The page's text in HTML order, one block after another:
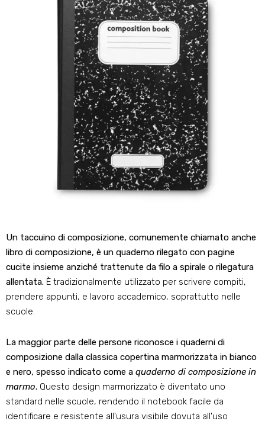
Un taccuino di composizione, comunemente chiamato anche
libro di composizione, è un quaderno rilegato con pagine
cucite insieme anziché trattenute da filo a spirale o rilegatura
allentata. È tradizionalmente utilizzato per scrivere compiti,
prendere appunti, e lavoro accademico, soprattutto nelle
scuole.
La maggior parte delle persone riconosce i quaderni di
composizione dalla classica copertina marmorizzata in bianco
e nero, spesso indicato come a quaderno di composizione in
marmo. Questo design marmorizzato è diventato uno
standard nelle scuole, rendendo il notebook facile da
identificare e resistente all'usura visibile dovuta all'uso